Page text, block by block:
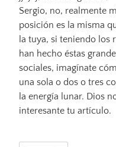
Sergio, no, realmente
posición es la misma
la tuya, si teniendo los
han hecho éstas
sociales, imagínate
una sola o dos o tres
la energía lunar. Dios
interesante tu artículo.